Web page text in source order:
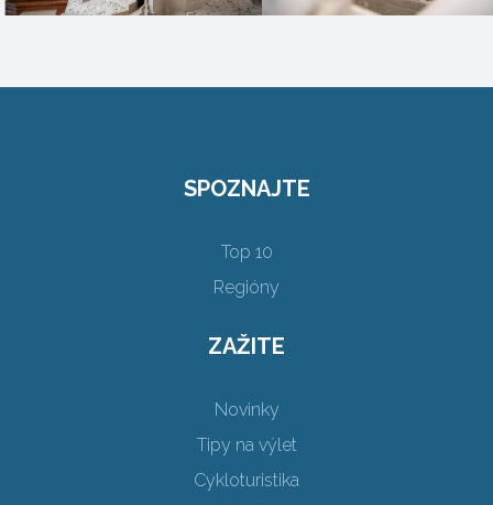
SPOZNAJTE
Top 10
Regióny
ZAŽITE
Novinky
Tipy na výlet
Cykloturistika